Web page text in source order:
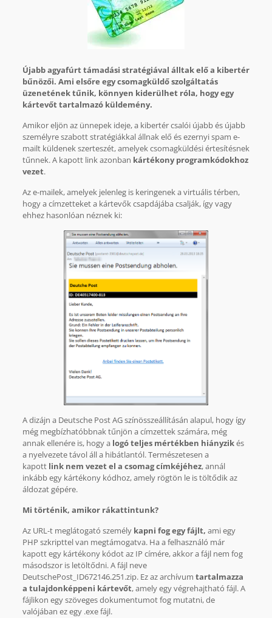
Újabb agyafúrt támadási stratégiával álltak elő a kibertér
bűnözői. Ami elsőre egy csomagküldő szolgáltatás
üzenetének tűnik, könnyen kiderülhet róla, hogy egy
kártevőt tartalmazó küldemény.
Amikor eljön az ünnepek ideje, a kibertér csalói újabb és újabb
személyre szabott stratégiákkal állnak elő és ezernyi spam e-
mailt küldenek szerteszét, amelyek csomagküldési értesítésnek
tűnnek. A kapott link azonban kártékony programkódokhoz
vezet.
Az e-mailek, amelyek jelenleg is keringenek a virtuális térben,
hogy a címzetteket a kártevők csapdájába csalják, így vagy
ehhez hasonlóan néznek ki:
A dizájn a Deutsche Post AG színösszeállításán alapul, hogy így
még megbízhatóbbnak tűnjön a címzettek számára, még
annak ellenére is, hogy alogó teljes mértékben hiányzikés
a nyelvezete távol áll a hibátlantól. Természetesen a
kapott link nem vezet el a csomag címkéjéhez, annál
inkább egy kártékony kódhoz, amely rögtön le is töltődik az
áldozat gépére.
Mi történik, amikor rákattintunk?
Az URL-t meglátogató személykapni fog egy fájlt, ami egy
PHP szkripttel van megtámogatva. Ha a felhasználó már
kapott egy kártékony kódot az IP címére, akkor a fájl nem fog
másodszor is letöltődni. A fájl neve
DeutschePost_ID672146.251.zip. Ez az archívum tartalmazza
a tulajdonképpeni kártevőt, amely egy végrehajtható fájl. A
fájlikon egy szöveges dokumentumot fog mutatni, de
valójában ez egy .exe fájl.